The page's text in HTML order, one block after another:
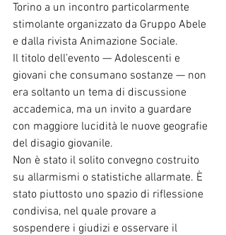
Torino a un incontro particolarmente
stimolante organizzato da Gruppo Abele
e dalla rivista Animazione Sociale.
Il titolo dell’evento — Adolescenti e
giovani che consumano sostanze — non
era soltanto un tema di discussione
accademica, ma un invito a guardare
con maggiore lucidità le nuove geografie
del disagio giovanile.
Non è stato il solito convegno costruito
su allarmismi o statistiche allarmate. È
stato piuttosto uno spazio di riflessione
condivisa, nel quale provare a
sospendere i giudizi e osservare il